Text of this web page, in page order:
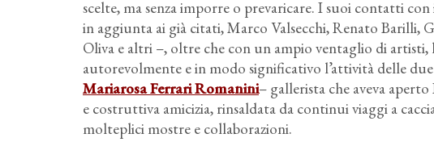
scelte, ma senza imporre o prevaricare. I suoi contatti
in aggiunta ai già citati, Marco Valsecchi, Renato Barilli,
Oliva e altri –, oltre che con un ampio ventaglio di
autorevolmente e in modo significativo l’attività delle
Mariarosa Ferrari Romanini– gallerista che aveva
e costruttiva amicizia, rinsaldata da continui viaggi a
molteplici mostre e collaborazioni.